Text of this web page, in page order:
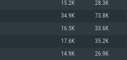
64bit
15.2K 28.3K
34.9K 73.8K
16.5K 33.6K
17.6K 35.2K
14.9K 26.9K